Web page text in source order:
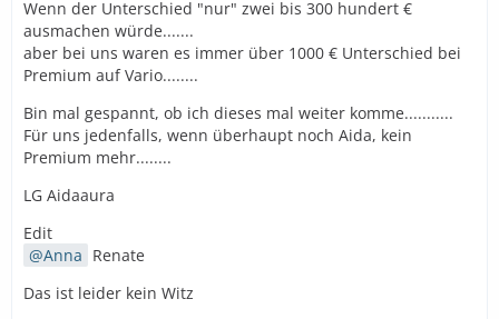
Wenn der Unterschied "nur" zwei bis 300 hundert €
ausmachen würde.......
aber bei uns waren es immer über 1000 € Unterschied bei
Premium auf Vario........
Bin mal gespannt, ob ich dieses mal weiter komme...........
Für uns jedenfalls, wenn überhaupt noch Aida, kein
Premium mehr........
LG Aidaaura
Edit
Anna Renate
Das ist leider kein Witz